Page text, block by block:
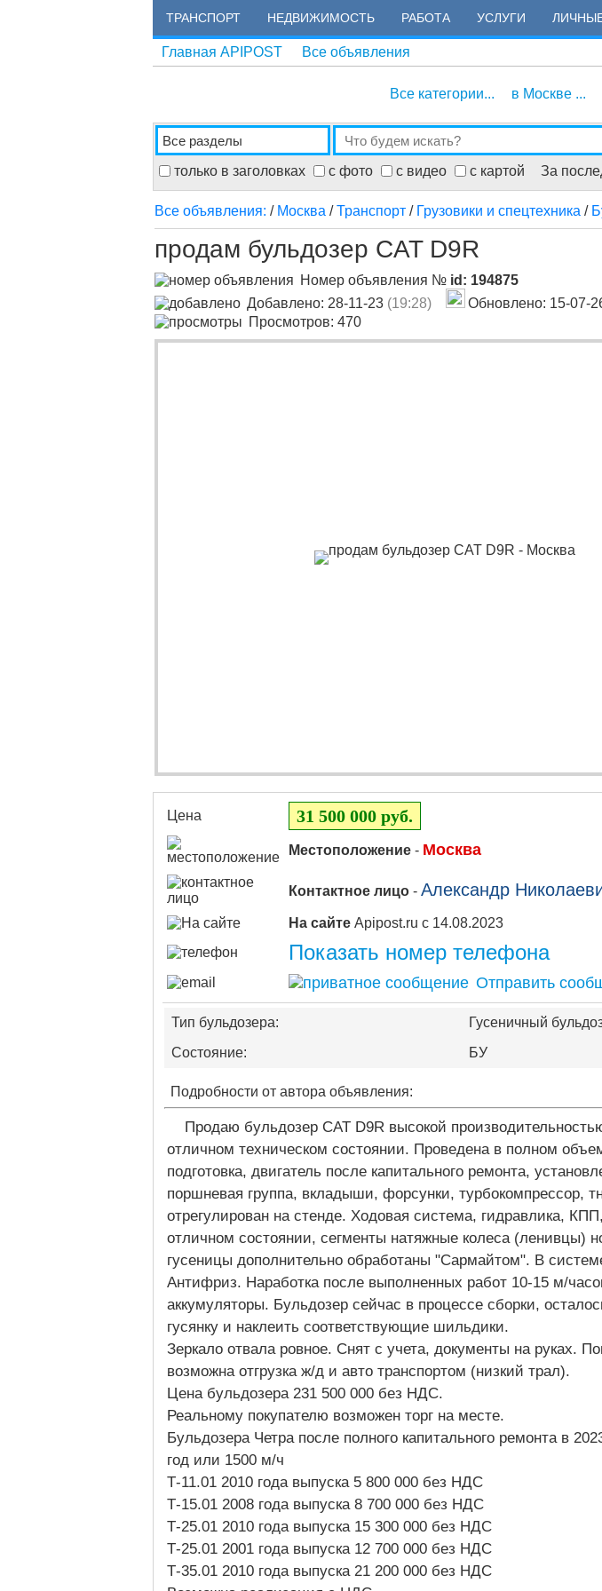
ТРАНСПОРТ НЕДВИЖИМОСТЬ РАБОТА УСЛУГИ
Главная APIPOST Все объявления
Все категории... в Москве ...
только в заголовках с фото с видео с картой За
Все объявления: / Москва /Транспорт / Грузовики и спецтехника /
продам бульдозер CAT D9R
Номер объявления № id: 194875
Добавлено: 28-11-23 (19:28) Обновлено: 15-07-
Просмотров: 470
Цена 31 500 000 руб.
Местоположение - Москва
Контактное лицо - Александр
На сайте Apipost.ru с 14.08.2023
Показать номер телефона
Отправить
Тип бульдозера:
Гусеничный
Состояние:
БУ
Подробности от автора объявления:
Продаю бульдозер CAT D9R высокой
отличном техническом состоянии. Проведена в полном
подготовка, двигатель после капитального ремонта,
поршневая группа, вкладыши, форсунки, турбокомпрессор,
отрегулирован на стенде. Ходовая система, гидравлика,
отличном состоянии, сегменты натяжные колеса (ленивцы)
гусеницы дополнительно обработаны "Сармайтом". В
Антифриз. Наработка после выполненных работ 10-15 м/
аккумуляторы. Бульдозер сейчас в процессе сборки,
гусянку и наклеить соответствующие шильдики.
Зеркало отвала ровное. Снят с учета, документы на руках.
возможна отгрузка ж/д и авто транспортом (низкий трал).
Цена бульдозера 231 500 000 без НДС.
Реальному покупателю возможен торг на месте.
Бульдозера Четра после полного капитального ремонта в
год или 1500 м/ч
Т-11.01 2010 года выпуска 5 800 000 без НДС
Т-15.01 2008 года выпуска 8 700 000 без НДС
Т-25.01 2010 года выпуска 15 300 000 без НДС
Т-25.01 2001 года выпуска 12 700 000 без НДС
Т-35.01 2010 года выпуска 21 200 000 без НДС